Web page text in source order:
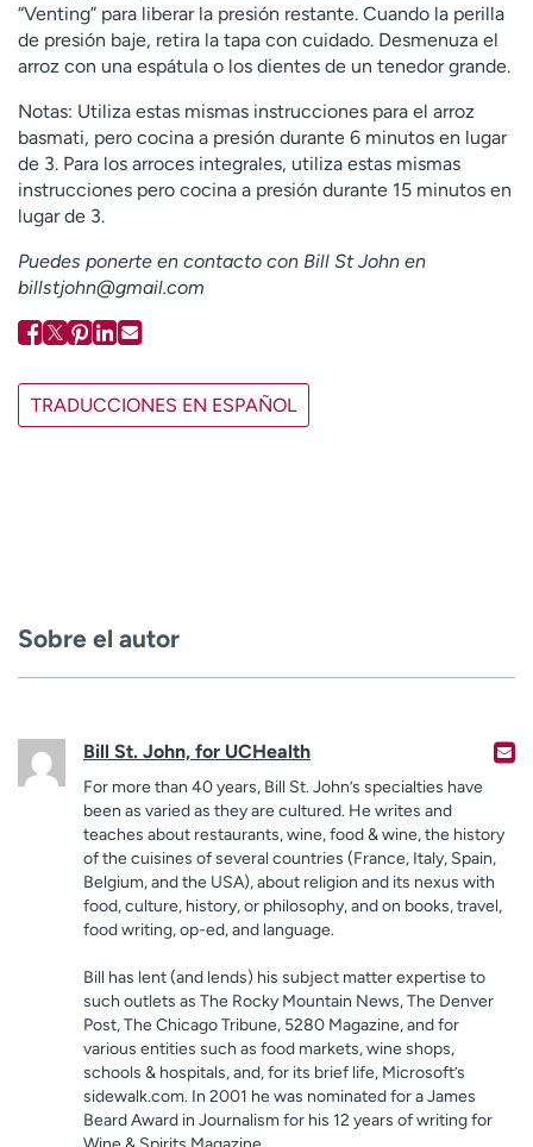
“Venting” para liberar la presión restante. Cuando la perilla
de presión baje, retira la tapa con cuidado. Desmenuza el
arroz con una espátula o los dientes de un tenedor grande.
Notas: Utiliza estas mismas instrucciones para el arroz
basmati, pero cocina a presión durante 6 minutos en lugar
de 3. Para los arroces integrales, utiliza estas mismas
instrucciones pero cocina a presión durante 15 minutos en
lugar de 3.
Puedes ponerte en contacto con Bill St John en
billstjohn@gmail.com
TRADUCCIONES EN ESPAÑOL
Sobre el autor
Bill St. John, for UCHealth
For more than 40 years, Bill St. John’s specialties have
been as varied as they are cultured. He writes and
teaches about restaurants, wine, food & wine, the history
of the cuisines of several countries (France, Italy, Spain,
Belgium, and the USA), about religion and its nexus with
food, culture, history, or philosophy, and on books, travel,
food writing, op-ed, and language.
Bill has lent (and lends) his subject matter expertise to
such outlets as The Rocky Mountain News, The Denver
Post, The Chicago Tribune, 5280 Magazine, and for
various entities such as food markets, wine shops,
schools & hospitals, and, for its brief life, Microsoft’s
sidewalk.com. In 2001 he was nominated for a James
Beard Award in Journalism for his 12 years of writing for